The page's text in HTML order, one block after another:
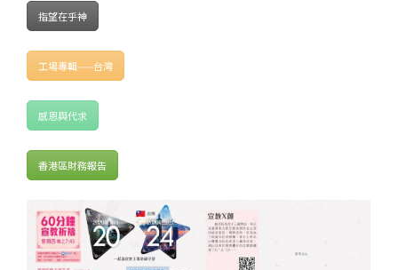
指望在乎神
工場專輯——台灣
感恩與代求
香港區財務報告